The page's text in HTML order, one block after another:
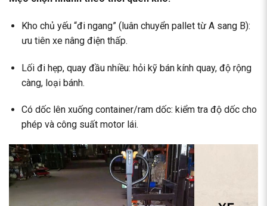
Kho chủ yếu “đi ngang” (luân chuyển pallet từ A sang B):
ưu tiên xe nâng điện thấp.
Lối đi hẹp, quay đầu nhiều: hỏi kỹ bán kính quay, độ rộng
càng, loại bánh.
Có dốc lên xuống container/ram dốc: kiểm tra độ dốc cho
phép và công suất motor lái.